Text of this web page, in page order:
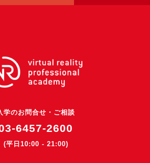
『XR Showcase Hub』2025年4月発売
トフォーム『LegacyLink XR』2025年10月
プリ『Qoocan』
学のお問合せ・ご相談
6457-2600
(平日10:00 - 21:00)